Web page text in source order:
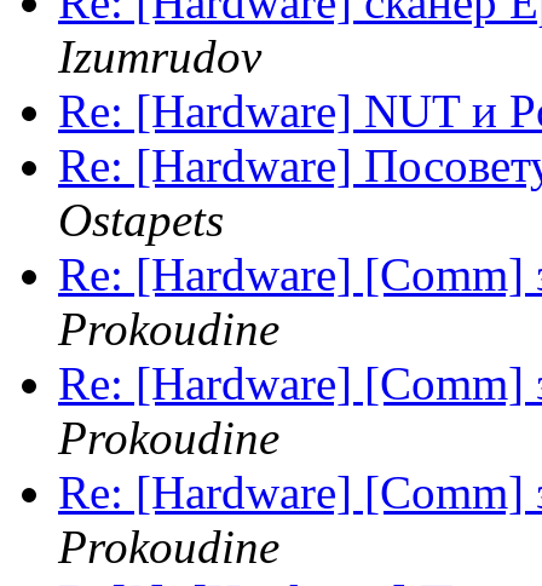
Izumrudov
Re: [Hardware] NUT и
Re: [Hardware]
Ostapets
Re: [Hardware] [Comm]
Prokoudine
Re: [Hardware] [Comm]
Prokoudine
Re: [Hardware] [Comm]
Prokoudine